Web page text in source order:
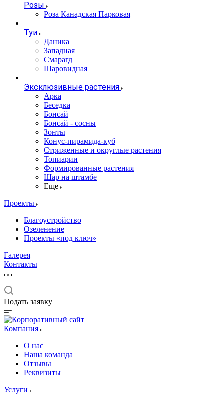
Розы
Роза Канадская Парковая
Туи
Даника
Западная
Смарагд
Шаровидная
Эксклюзивные растения
Арка
Беседка
Бонсай
Бонсай - сосны
Зонты
Конус-пирамида-куб
Стриженные и округлые растения
Топиарии
Формированные растения
Шар на штамбе
Еще
Проекты
Благоустройство
Озеленение
Проекты «под ключ»
Галерея
Контакты
Подать заявку
Компания
О нас
Наша команда
Отзывы
Реквизиты
Услуги